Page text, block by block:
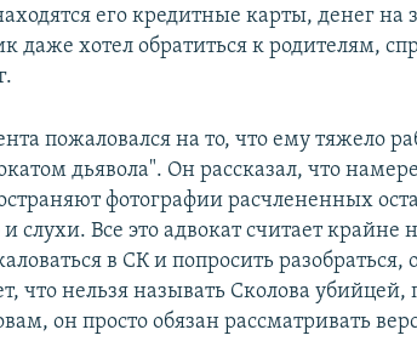
его кредитные карты, денег на
даже хотел обратиться к родителям,
пожаловался на то, что ему тяжело
дьявола". Он рассказал, что
фотографии расчлененных
слухи. Все это адвокат считает
в СК и попросить разобраться,
что нельзя называть Сколова убийцей,
он просто обязан рассматривать